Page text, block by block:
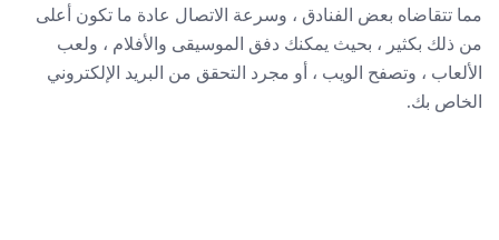
مما تتقاضاه بعض الفنادق ، وسرعة الاتصال عادة ما تكون أعلى
من ذلك بكثير ، بحيث يمكنك دفق الموسيقى والأفلام ، ولعب
الألعاب ، وتصفح الويب ، أو مجرد التحقق من البريد الإلكتروني
الخاص بك.